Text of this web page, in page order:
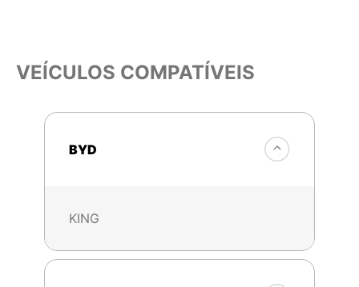
VEÍCULOS COMPATÍVEIS
BYD
KING